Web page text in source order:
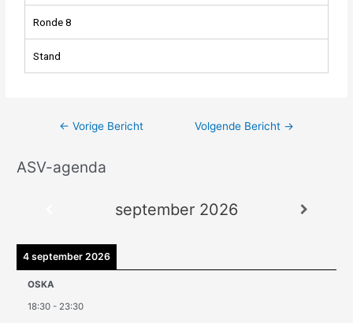
Ronde 8
Stand
← Vorige Bericht Volgende Bericht →
ASV-agenda
september 2026
4 september 2026
OSKA
18:30 - 23:30
A
e